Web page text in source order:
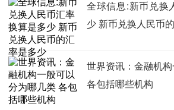
全球信息:新币兑换
少 新币兑换人民币
世界资讯：金融机
各包括哪些机构